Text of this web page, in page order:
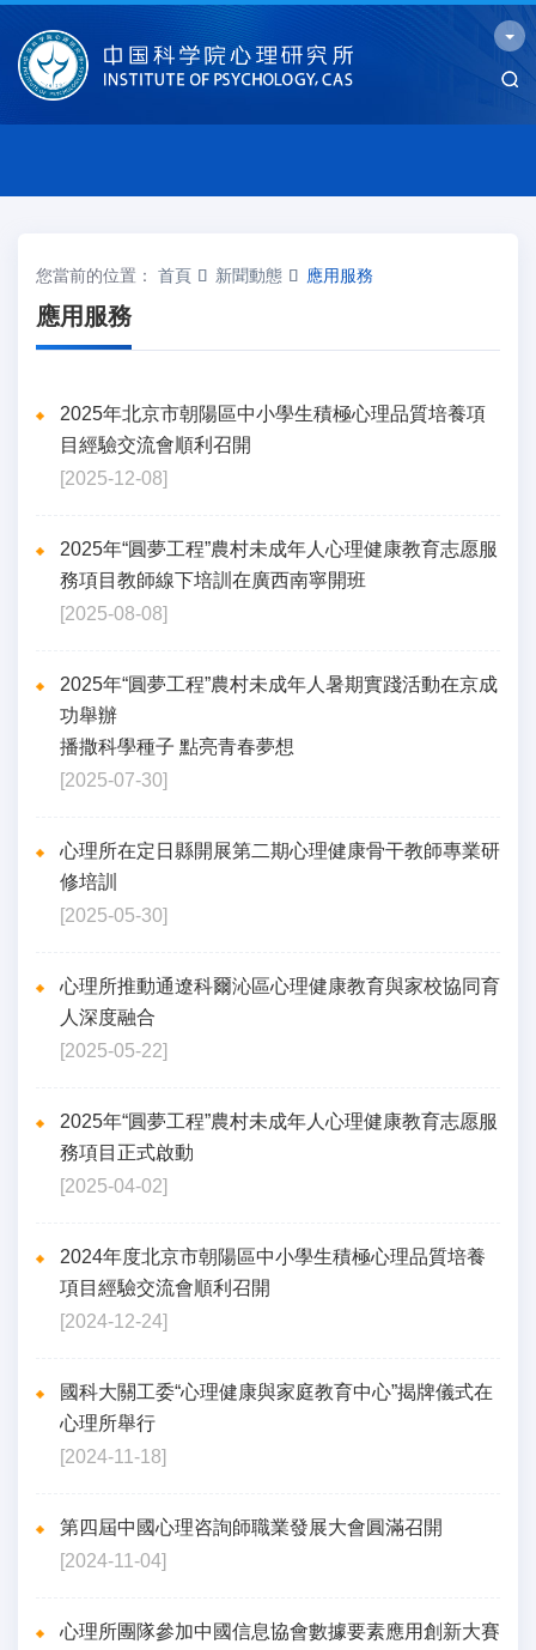
您當前的位置： 首頁 新聞動態 應用服務
應用服務
2025年北京市朝陽區中小學生積極心理品質培養項
目經驗交流會順利召開
[2025-12-08]
2025年“圓夢工程”農村未成年人心理健康教育志愿服
務項目教師線下培訓在廣西南寧開班
[2025-08-08]
2025年“圓夢工程”農村未成年人暑期實踐活動在京成
功舉辦
播撒科學種子 點亮青春夢想
[2025-07-30]
心理所在定日縣開展第二期心理健康骨干教師專業研
修培訓
[2025-05-30]
心理所推動通遼科爾沁區心理健康教育與家校協同育
人深度融合
[2025-05-22]
2025年“圓夢工程”農村未成年人心理健康教育志愿服
務項目正式啟動
[2025-04-02]
2024年度北京市朝陽區中小學生積極心理品質培養
項目經驗交流會順利召開
[2024-12-24]
國科大關工委“心理健康與家庭教育中心”揭牌儀式在
心理所舉行
[2024-11-18]
第四屆中國心理咨詢師職業發展大會圓滿召開
[2024-11-04]
心理所團隊參加中國信息協會數據要素應用創新大賽